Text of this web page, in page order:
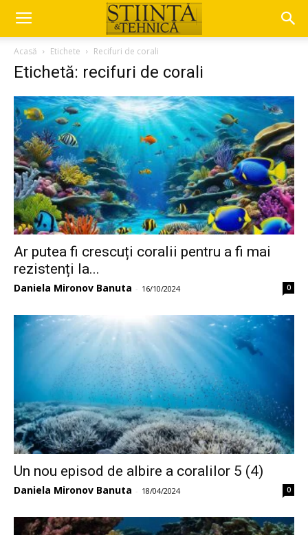
Acasă Etichete Recifuri de corali
Etichetă: recifuri de corali
Ar putea fi crescuți coralii pentru a fi mai
rezistenți la...
Daniela Mironov Banuta - 16/10/2024 0
Un nou episod de albire a coralilor 5 (4)
Daniela Mironov Banuta - 18/04/2024 0